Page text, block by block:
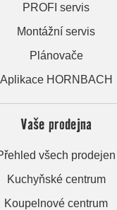
PROFI servis
Montážní servis
Plánovače
Aplikace HORNBACH
Vaše prodejna
všech prodejen
Kuchyňské centrum
Koupelnové centrum